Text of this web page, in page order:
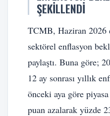
ŞEKILLENDI
TCMB, Haziran
sektörel enflasyon
paylaştı. Buna göre;
12 ay sonrası yıllık
önceki aya göre
puan azalarak yüzde